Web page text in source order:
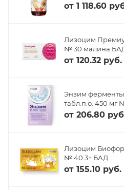
от 1 118.60
Лизоцим
№ 30 малина
от 120.32 руб.
Энзим
табл.п.о. 450 мг
от 206.80
Лизоцим
№ 40 3+ БАД
от 155.10 руб.